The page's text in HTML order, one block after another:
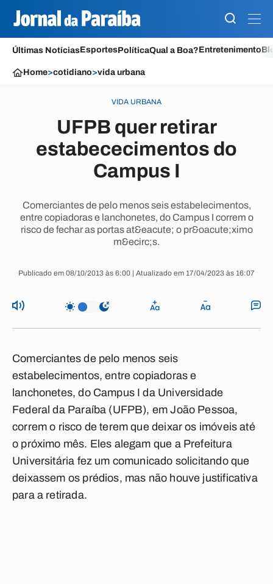
Últimas NotíciasEsportesPolíticaQual a Boa?Entretenimento
Home>cotidiano>vida urbana
VIDA URBANA
UFPB quer retirar
estabececimentos do
Campus I
Comerciantes de pelo menos seis estabelecimentos,
entre copiadoras e lanchonetes, do Campus I correm o
risco de fechar as portas at&eacute; o pr&oacute;ximo
m&ecirc;s.
Publicado em 08/10/2013 às 6:00 | Atualizado em 17/04/2023 às 16:07
Comerciantes de pelo menos seis
estabelecimentos, entre copiadoras e
lanchonetes, do Campus I da Universidade
Federal da Paraíba (UFPB), em João Pessoa,
correm o risco de terem que deixar os imóveis até
o próximo mês. Eles alegam que a Prefeitura
Universitária fez um comunicado solicitando que
deixassem os prédios, mas não houve justificativa
para a retirada.